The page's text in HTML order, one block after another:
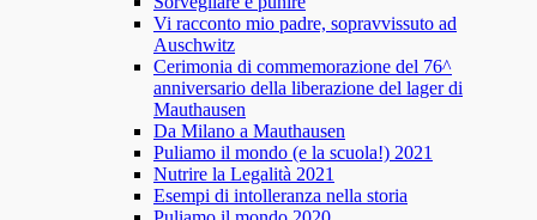
Vi racconto mio padre, sopravvissuto ad
Auschwitz
Cerimonia di commemorazione del 76^
anniversario della liberazione del lager di
Mauthausen
Da Milano a Mauthausen
Puliamo il mondo (e la scuola!) 2021
Nutrire la Legalità 2021
Esempi di intolleranza nella storia